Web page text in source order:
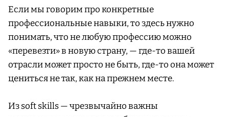
Если мы говорим про конкретные
профессиональные навыки, то здесь нужно
понимать, что не любую профессию можно
«перевезти» в новую страну, — где-то вашей
отрасли может просто не быть, где-то она может
цениться не так, как на прежнем месте.
Из soft skills — чрезвычайно важны